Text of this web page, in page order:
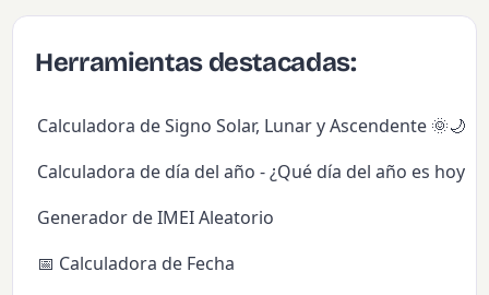
Herramientas destacadas:
Calculadora de Signo Solar, Lunar y Ascendente 🌞🌙✨
Calculadora de día del año - ¿Qué día del año es hoy?
Generador de IMEI Aleatorio
📅 Calculadora de Fecha